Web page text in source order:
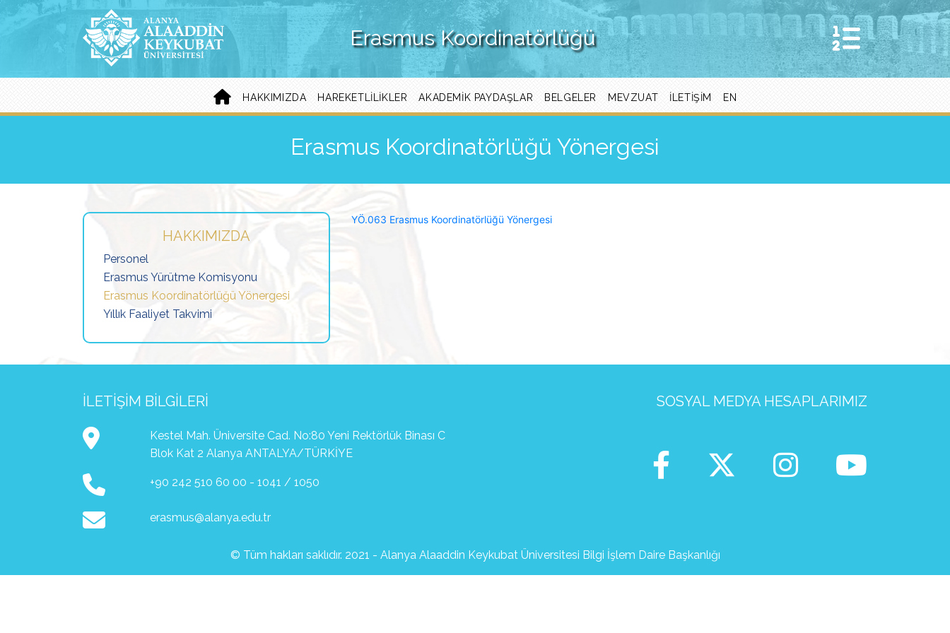
Erasmus Koordinatörlüğü
HAKKIMIZDA HAREKETLILIKLER AKADEMIK PAYDAŞLAR BELGELER MEVZUAT İLETIŞIM EN
Erasmus Koordinatörlüğü Yönergesi
HAKKIMIZDA
Personel
Erasmus Yürütme Komisyonu
Erasmus Koordinatörlüğü Yönergesi
Yıllık Faaliyet Takvimi
YÖ.063 Erasmus Koordinatörlüğü Yönergesi
İLETIŞIM BILGILERI
Kestel Mah. Üniversite Cad. No:80 Yeni Rektörlük Binası C
Blok Kat 2 Alanya ANTALYA/TÜRKİYE
+90 242 510 60 00 - 1041 / 1050
erasmus@alanya.edu.tr
SOSYAL MEDYA HESAPLARIMIZ
© Tüm hakları saklıdır. 2021 - Alanya Alaaddin Keykubat Üniversitesi Bilgi İşlem Daire Başkanlığı